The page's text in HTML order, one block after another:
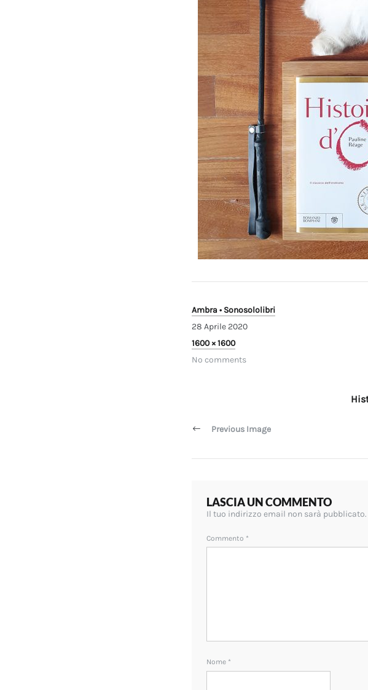
Ambra • Sonosololibri
28 Aprile 2020
28
Aprile
2020
Full
size
1600 × 1600
No comments
articoli
Previous Image
LASCIA UN COMMENTO
Il tuo indirizzo email non sarà pubblicato.
Commento *
Nome *